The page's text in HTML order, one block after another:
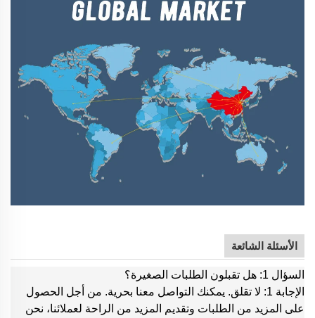
الأسئلة الشائعة
السؤال 1: هل تقبلون الطلبات الصغيرة؟
الإجابة 1: لا تقلق. يمكنك التواصل معنا بحرية. من أجل الحصول
على المزيد من الطلبات وتقديم المزيد من الراحة لعملائنا، نحن